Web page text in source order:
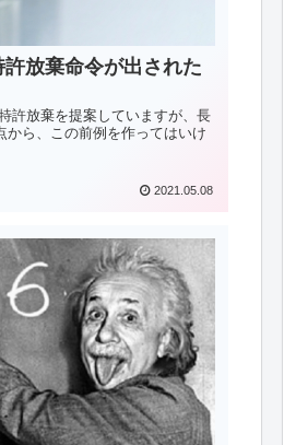
許放棄命令が出された
許放棄を提案していますが、長
ら、この前例を作ってはいけ
2021.05.08